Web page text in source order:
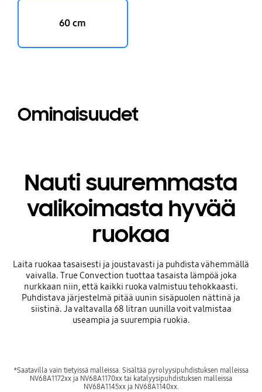
60 cm
Ominaisuudet
Nauti suuremmasta
valikoimasta hyvää
ruokaa
Laita ruokaa tasaisesti ja joustavasti ja puhdista vähemmällä
vaivalla. True Convection tuottaa tasaista lämpöä joka
nurkkaan niin, että kaikki ruoka valmistuu tehokkaasti.
Puhdistava järjestelmä pitää uunin sisäpuolen nättinä ja
siistinä. Ja valtavalla 68 litran uunilla voit valmistaa
useampia ja suurempia ruokia.
*Saatavilla vain tietyissä malleissa. Sisältää pyrolyysipuhdistuksen malleissa
NV68A1172xx ja NV68A1170xx tai katalyysipuhdistuksen malleissa
NV68A1145xx ja NV68A1140xx.